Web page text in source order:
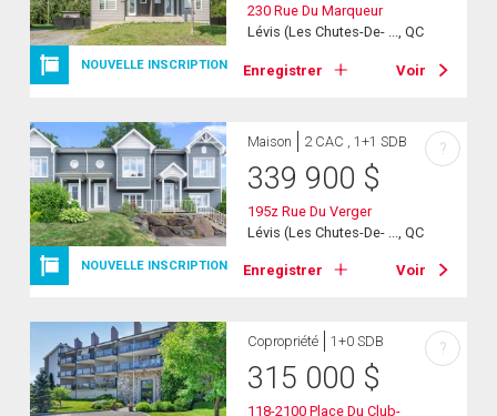
NOUVELLE INSCRIPTION
230 Rue Du Marqueur
Lévis (Les Chutes-De- ..., QC
Enregistrer Voir
NOUVELLE INSCRIPTION
Maison 2 CAC , 1+1 SDB
339 900 $
195z Rue Du Verger
Lévis (Les Chutes-De- ..., QC
Enregistrer Voir
?
Copropriété 1+0 SDB
315 000 $
118-2100 Place Du Club-
?